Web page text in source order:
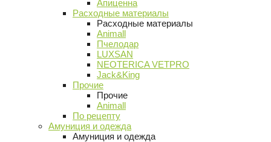
Апиценна
Расходные материалы
Расходные материалы
Animall
Пчелодар
LUXSAN
NEOTERICA VETPRO
Jack&King
Прочие
Прочие
Animall
По рецепту
Амуниция и одежда
Амуниция и одежда